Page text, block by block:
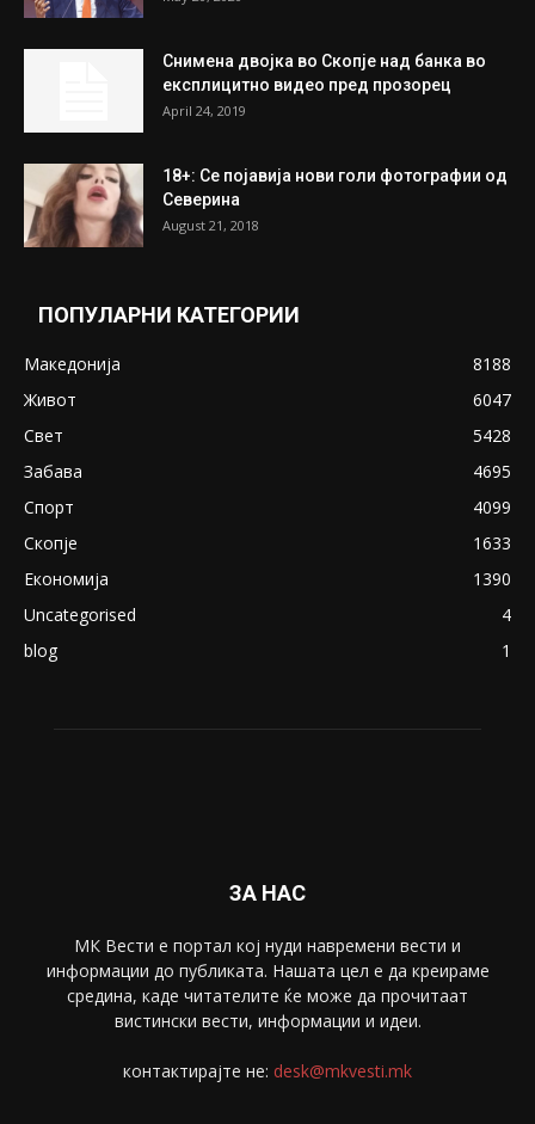
Снимена двојка во Скопје над банка во
експлицитно видео пред прозорец
April 24, 2019
18+: Се појавија нови голи фотографии од
Северина
August 21, 2018
ПОПУЛАРНИ КАТЕГОРИИ
Македонија
8188
Живот
6047
Свет
5428
Забава
4695
Спорт
4099
Скопје
1633
Економија
1390
Uncategorised
4
blog
1
ЗА НАС
МК Вести е портал коj нуди навремени вести и
информации до публиката. Нашата цел е да креираме
средина, каде читателите ќе може да прочитаат
вистински вести, информации и идеи.
контактирајте не: desk@mkvesti.mk